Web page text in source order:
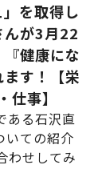
を取得し
んが3月22
健康にな
す！【栄
事】
ある石沢直
いての紹介
わせしてみ